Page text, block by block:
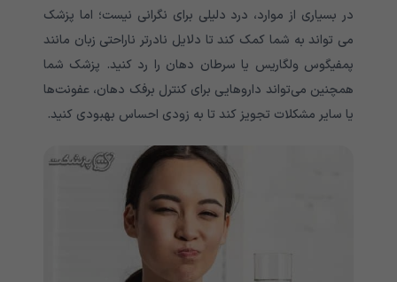
در بسیاری از موارد، درد دلیلی برای نگرانی نیست؛ اما پزشک
می تواند به شما کمک کند تا دلایل نادرتر ناراحتی زبان مانند
پمفیگوس ولگاریس یا سرطان دهان را رد کنید. پزشک شما
همچنین می‌تواند داروهایی برای کنترل برفک دهان، عفونت‌ها
یا سایر مشکلات تجویز کند تا به زودی احساس بهبودی کنید.